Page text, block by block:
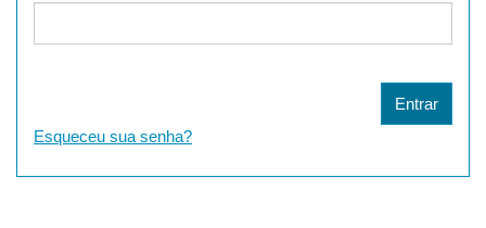
Esqueceu sua senha?